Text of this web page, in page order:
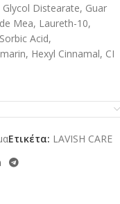
Distearate, Guar
Mea, Laureth-10,
Acid,
Hexyl Cinnamal, CI
Ετικέτα: LAVISH CARE